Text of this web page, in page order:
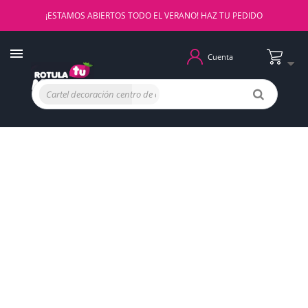
¡ESTAMOS ABIERTOS TODO EL VERANO! HAZ TU PEDIDO
Cuenta